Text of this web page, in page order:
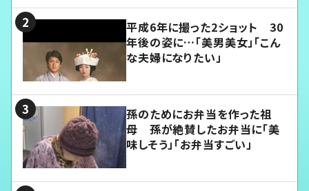
平成6年に撮った2ショット 30
年後の姿に…「美男美女」「こん
な夫婦になりたい」
孫のためにお弁当を作った祖
母 孫が絶賛したお弁当に「美
味しそう」「お弁当すごい」